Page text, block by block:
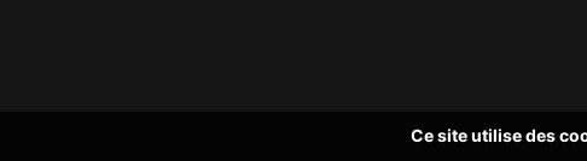
Ce site utilise des